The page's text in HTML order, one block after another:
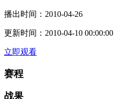
播出时间： 2010-04-26
更新时间： 2010-04-10 00:00:00
立即观看
赛程
战果